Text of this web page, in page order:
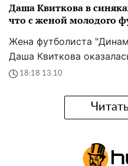
Даша Квиткова в
что с женой молодого
Жена футболиста
Даша Квиткова
18:18 13.10